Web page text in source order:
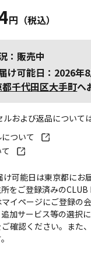
円（税込）
：販売中
け可能日：2026年
千代田区大手町へ
および返品について
ついて
可能日は東京都にお
をご登録済みの
イページにご登録の
加サービス等の選択
ご確認ください。また